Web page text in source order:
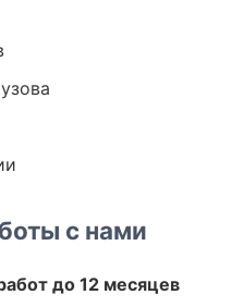
с нами
до 12 месяцев